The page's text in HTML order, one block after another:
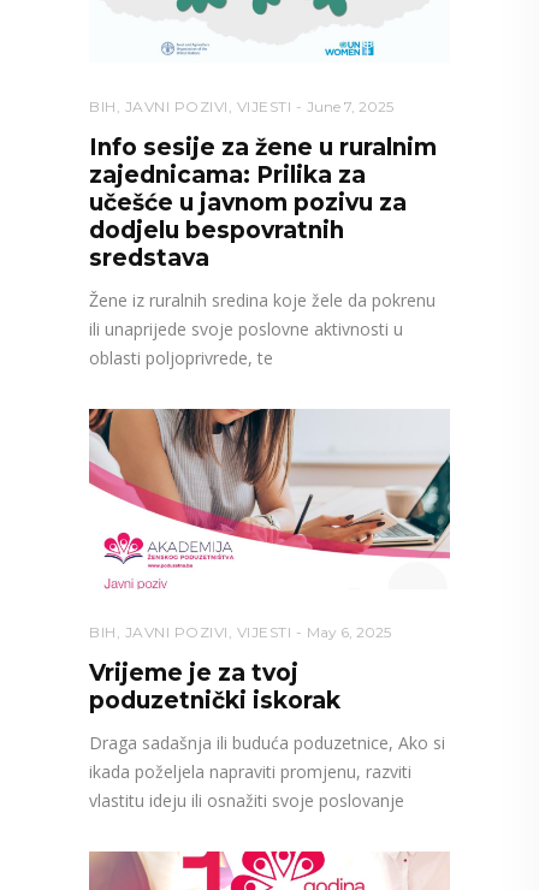
BIH JAVNI POZIVI VIJESTI June 7, 2025
Info sesije za žene u ruralnim
zajednicama: Prilika za
učešće u javnom pozivu za
dodjelu bespovratnih
sredstava
Žene iz ruralnih sredina koje žele da pokrenu
ili unaprijede svoje poslovne aktivnosti u
oblasti poljoprivrede, te
BIH , JAVNI POZIVI , VIJESTI May 6, 2025
Vrijeme je za tvoj
poduzetnički iskorak
Draga sadašnja ili buduća poduzetnice, Ako si
ikada poželjela napraviti promjenu, razviti
vlastitu ideju ili osnažiti svoje poslovanje